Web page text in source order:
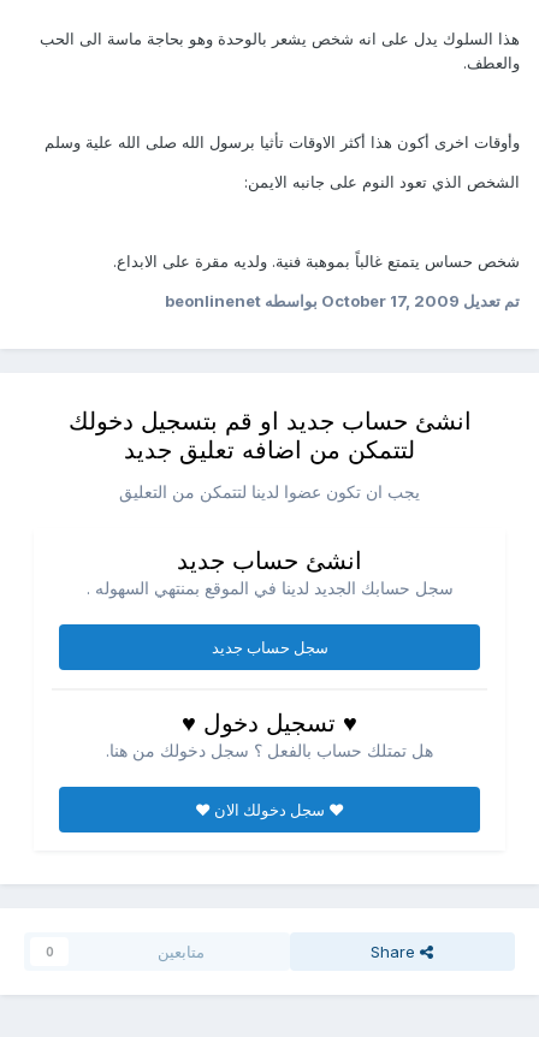
هذا السلوك يدل على انه شخص يشعر بالوحدة وهو بحاجة ماسة الى الحب
والعطف.
وأوقات اخرى أكون هذا أكثر الاوقات تأثيا برسول الله صلى الله علية وسلم
الشخص الذي تعود النوم على جانبه الايمن:
شخص حساس يتمتع غالباً بموهبة فنية. ولديه مقرة على الابداع.
تم تعديلOctober 17, 2009بواسطه beonlinenet
انشئ حساب جديد او قم بتسجيل دخولك
لتتمكن من اضافه تعليق جديد
يجب ان تكون عضوا لدينا لتتمكن من التعليق
انشئ حساب جديد
سجل حسابك الجديد لدينا في الموقع بمنتهي السهوله .
سجل حساب جديد
♥ تسجيل دخول ♥
هل تمتلك حساب بالفعل ؟ سجل دخولك من هنا.
♥ سجل دخولك الان ♥
Share متابعين 0